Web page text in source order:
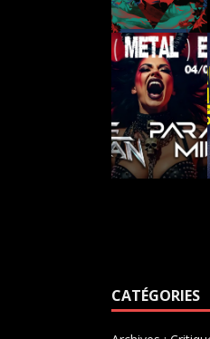
CATÉGORIES